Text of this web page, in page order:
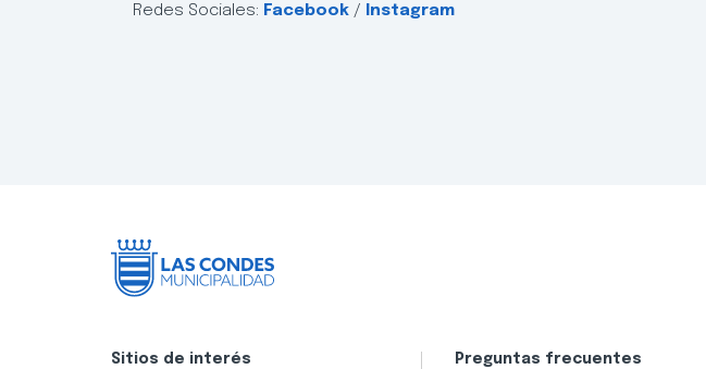
Redes Sociales: Facebook / Instagram
Sitios de interés Preguntas frecuentes